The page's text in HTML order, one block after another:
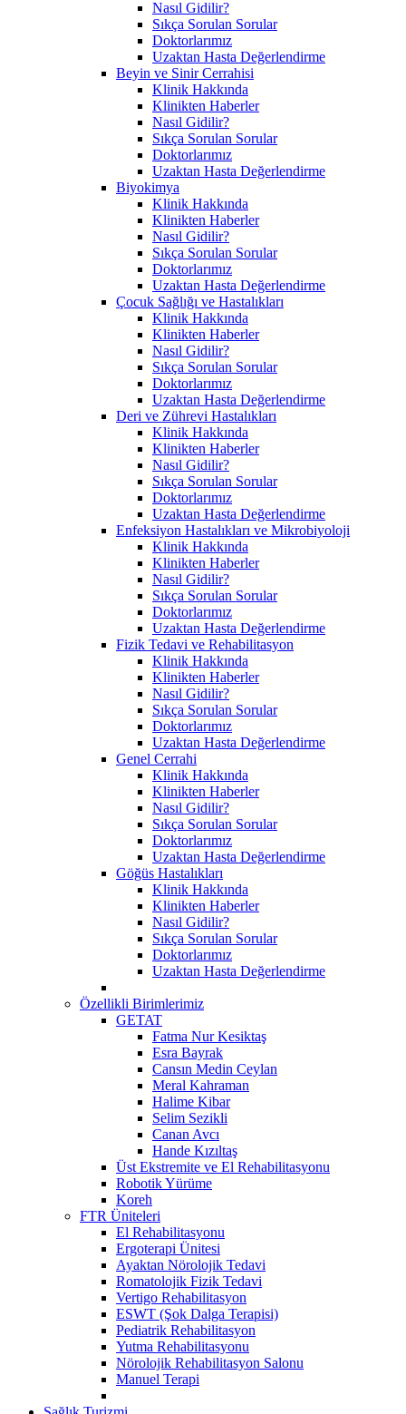
Nasıl Gidilir?
Sıkça Sorulan Sorular
Doktorlarımız
Uzaktan Hasta Değerlendirme
Beyin ve Sinir Cerrahisi
Klinik Hakkında
Klinikten Haberler
Nasıl Gidilir?
Sıkça Sorulan Sorular
Doktorlarımız
Uzaktan Hasta Değerlendirme
Biyokimya
Klinik Hakkında
Klinikten Haberler
Nasıl Gidilir?
Sıkça Sorulan Sorular
Doktorlarımız
Uzaktan Hasta Değerlendirme
Çocuk Sağlığı ve Hastalıkları
Klinik Hakkında
Klinikten Haberler
Nasıl Gidilir?
Sıkça Sorulan Sorular
Doktorlarımız
Uzaktan Hasta Değerlendirme
Deri ve Zührevi Hastalıkları
Klinik Hakkında
Klinikten Haberler
Nasıl Gidilir?
Sıkça Sorulan Sorular
Doktorlarımız
Uzaktan Hasta Değerlendirme
Enfeksiyon Hastalıkları ve Mikrobiyoloji
Klinik Hakkında
Klinikten Haberler
Nasıl Gidilir?
Sıkça Sorulan Sorular
Doktorlarımız
Uzaktan Hasta Değerlendirme
Fizik Tedavi ve Rehabilitasyon
Klinik Hakkında
Klinikten Haberler
Nasıl Gidilir?
Sıkça Sorulan Sorular
Doktorlarımız
Uzaktan Hasta Değerlendirme
Genel Cerrahi
Klinik Hakkında
Klinikten Haberler
Nasıl Gidilir?
Sıkça Sorulan Sorular
Doktorlarımız
Uzaktan Hasta Değerlendirme
Göğüs Hastalıkları
Klinik Hakkında
Klinikten Haberler
Nasıl Gidilir?
Sıkça Sorulan Sorular
Doktorlarımız
Uzaktan Hasta Değerlendirme
Özellikli Birimlerimiz
GETAT
Fatma Nur Kesiktaş
Esra Bayrak
Cansın Medin Ceylan
Meral Kahraman
Halime Kibar
Selim Sezikli
Canan Avcı
Hande Kızıltaş
Üst Ekstremite ve El Rehabilitasyonu
Robotik Yürüme
Koreh
FTR Üniteleri
El Rehabilitasyonu
Ergoterapi Ünitesi
Ayaktan Nörolojik Tedavi
Romatolojik Fizik Tedavi
Vertigo Rehabilitasyon
ESWT (Şok Dalga Terapisi)
Pediatrik Rehabilitasyon
Yutma Rehabilitasyonu
Nörolojik Rehabilitasyon Salonu
Manuel Terapi